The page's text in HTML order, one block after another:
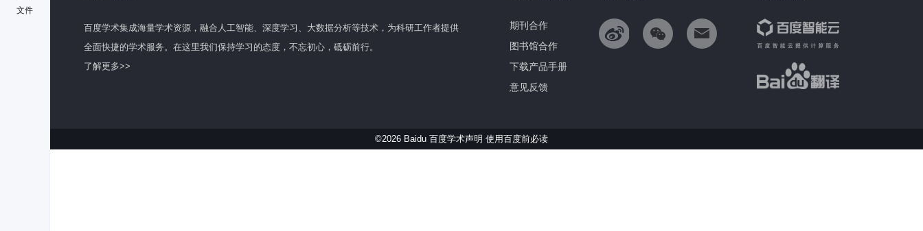
文件
百度学术集成海量学术资源，融合人工智能、深度学习、大数据分析等技术，为科研工作者提供
全面快捷的学术服务。在这里我们保持学习的态度，不忘初心，砥砺前行。
了解更多>>
期刊合作
图书馆合作
下载产品手册
意见反馈
©2026 Baidu 百度学术声明 使用百度前必读